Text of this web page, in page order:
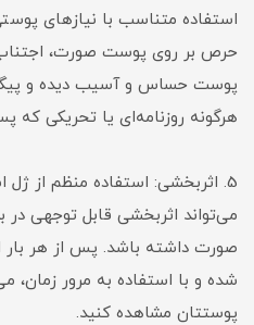
استفاده متناسب با نیازهای
حرص بر روی پوست صورت، اجتناب
پوست حساس و آسیب دیده و
هرگونه روزنامه‌ای یا تحریکی که
5. اثربخشی: استفاده منظم از
می‌تواند اثربخشی قابل توجهی
صورت داشته باشد. پس از هر بار
شده و با استفاده به مرور زمان،
پوستتان مشاهده کنید.